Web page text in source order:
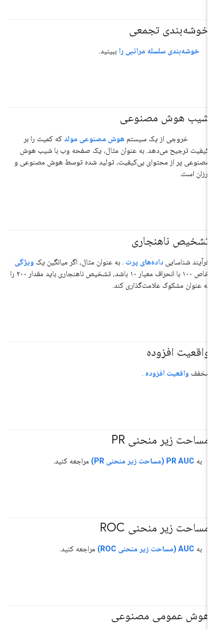
خوشه‌بندی تجمعی
#خوشه‌بندی
خوشه‌بندی سلسله مراتبی را ببینید.
شیب هوش مصنوعی
خروجی از یک سیستمهوش مصنوعی مولدکه کمیت را بر
کیفیت ترجیح می‌دهد. به عنوان مثال، یک صفحه وب با شیب هوش
مصنوعی پر از محتوای بی‌کیفیت، تولید شده توسط هوش مصنوعی و
ارزان است.
تشخیص ناهنجاری
فرآیند شناساییداده‌های پرت . به عنوان مثال، اگر میانگین یکویژگی
خاص ۱۰۰ با انحراف معیار ۱۰ باشد، تشخیص ناهنجاری باید مقدار ۲۰۰ را
به عنوان مشکوک علامت‌گذاری کند.
واقعیت افزوده
مخففواقعیت افزوده.
مساحت زیر منحنی PR
#متریک
PR AUC (مساحت زیر منحنی PR) مراجعه کنید.
مساحت زیر منحنی ROC
#متریک
AUC (مساحت زیر منحنی ROC) مراجعه کنید.
هوش عمومی مصنوعی